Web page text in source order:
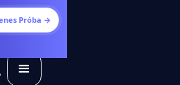
Próba →